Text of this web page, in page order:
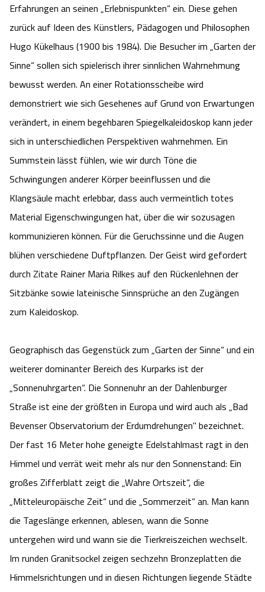
Erfahrungen an seinen „Erlebnispunkten“ ein. Diese gehen
zurück auf Ideen des Künstlers, Pädagogen und Philosophen
Hugo Kükelhaus (1900 bis 1984). Die Besucher im „Garten der
Sinne“ sollen sich spielerisch ihrer sinnlichen Wahrnehmung
bewusst werden. An einer Rotationsscheibe wird
demonstriert wie sich Gesehenes auf Grund von Erwartungen
verändert, in einem begehbaren Spiegelkaleidoskop kann jeder
sich in unterschiedlichen Perspektiven wahrnehmen. Ein
Summstein lässt fühlen, wie wir durch Töne die
Schwingungen anderer Körper beeinflussen und die
Klangsäule macht erlebbar, dass auch vermeintlich totes
Material Eigenschwingungen hat, über die wir sozusagen
kommunizieren können. Für die Geruchssinne und die Augen
blühen verschiedene Duftpflanzen. Der Geist wird gefordert
durch Zitate Rainer Maria Rilkes auf den Rückenlehnen der
Sitzbänke sowie lateinische Sinnsprüche an den Zugängen
zum Kaleidoskop.
Geographisch das Gegenstück zum „Garten der Sinne“ und ein
weiterer dominanter Bereich des Kurparks ist der
„Sonnenuhrgarten“. Die Sonnenuhr an der Dahlenburger
Straße ist eine der größten in Europa und wird auch als „Bad
Bevenser Observatorium der Erdumdrehungen" bezeichnet.
Der fast 16 Meter hohe geneigte Edelstahlmast ragt in den
Himmel und verrät weit mehr als nur den Sonnenstand: Ein
großes Zifferblatt zeigt die „Wahre Ortszeit“, die
„Mitteleuropäische Zeit“ und die „Sommerzeit“ an. Man kann
die Tageslänge erkennen, ablesen, wann die Sonne
untergehen wird und wann sie die Tierkreiszeichen wechselt.
Im runden Granitsockel zeigen sechzehn Bronzeplatten die
Himmelsrichtungen und in diesen Richtungen liegende Städte